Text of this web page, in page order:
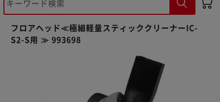
フロアヘッド≪極細軽量スティッククリーナーIC-
S2-S用 ≫ 993698
※ご確認ください
カートに入れる 購入手続きへ